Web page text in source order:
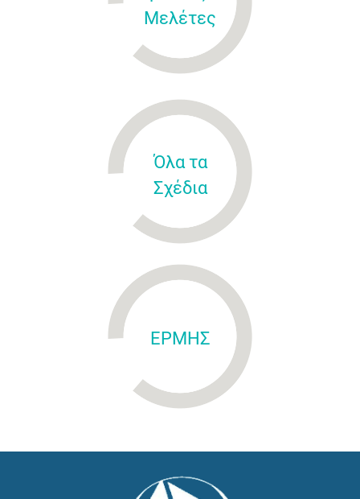
Μελέτες
Όλα τα
Σχέδια
ΕΡΜΗΣ